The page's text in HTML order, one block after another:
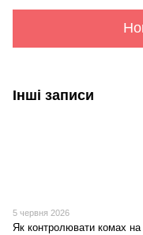
Інші записи
5 червня 2026
Як контролювати комах на